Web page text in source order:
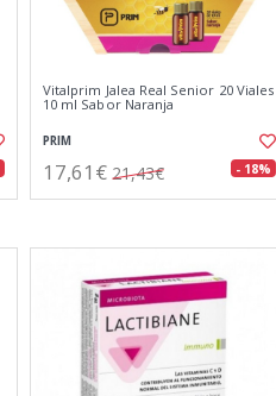
Vitalprim Jalea Real Senior 20 Viales
10 ml Sabor Naranja
PRIM
17,61€ 21,43€ - 18%